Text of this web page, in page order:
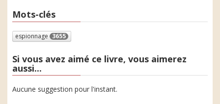
Mots-clés
espionnage 3655
Si vous avez aimé ce livre, vous aimerez
aussi...
Aucune suggestion pour l'instant.